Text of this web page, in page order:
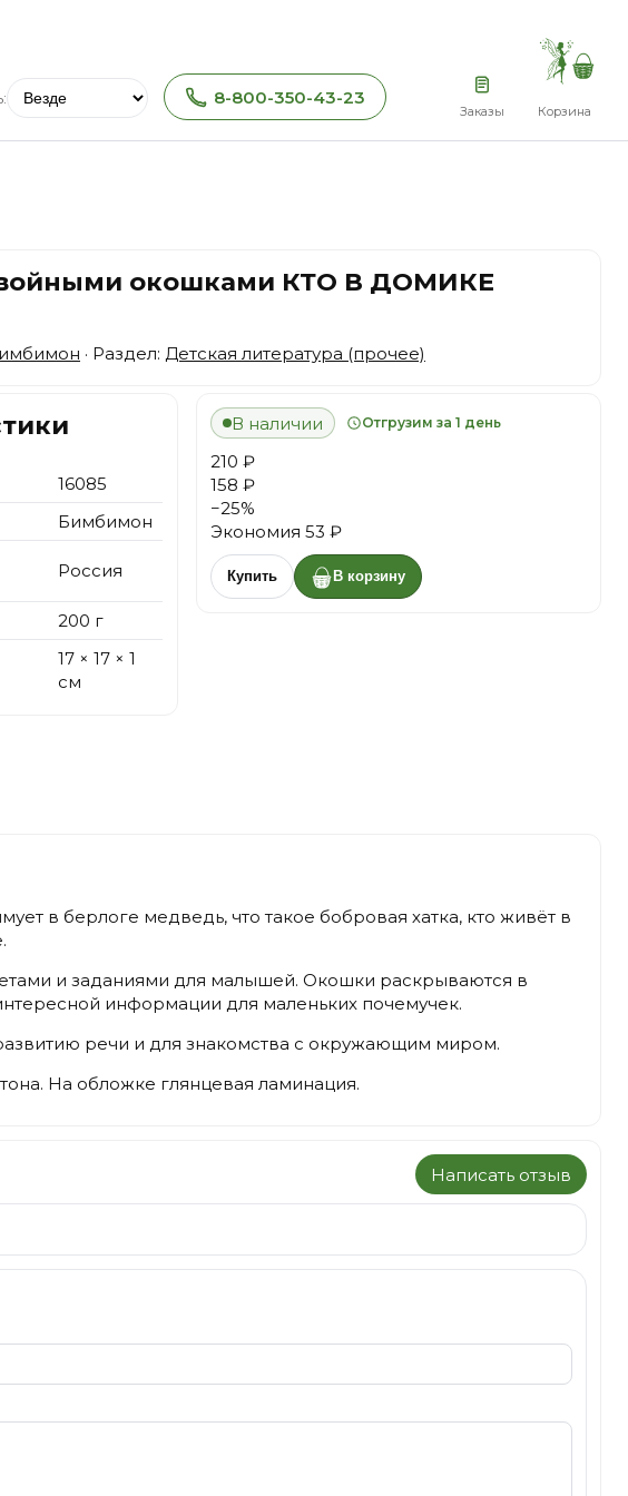
8-800-350-43-23
Заказы Корзина
окошками КТО В ДОМИКЕ
· Раздел: Детская литература (прочее)
16085
Бимбимон
Россия
200 г
17 × 17 × 1
см
В наличии Отгрузим за 1 день
210 ₽
158 ₽
−25%
Экономия 53 ₽
Купить В корзину
в берлоге медведь, что такое бобровая хатка, кто живёт в
и заданиями для малышей. Окошки раскрываются в
информации для маленьких почемучек.
речи и для знакомства с окружающим миром.
На обложке глянцевая ламинация.
Написать отзыв